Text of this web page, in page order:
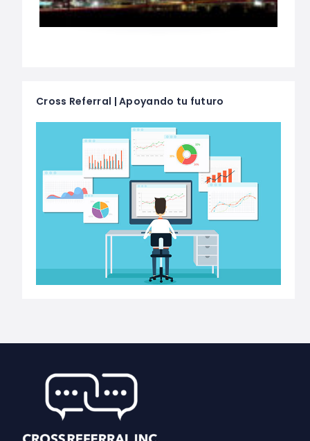
Cross Referral | Apoyando tu futuro